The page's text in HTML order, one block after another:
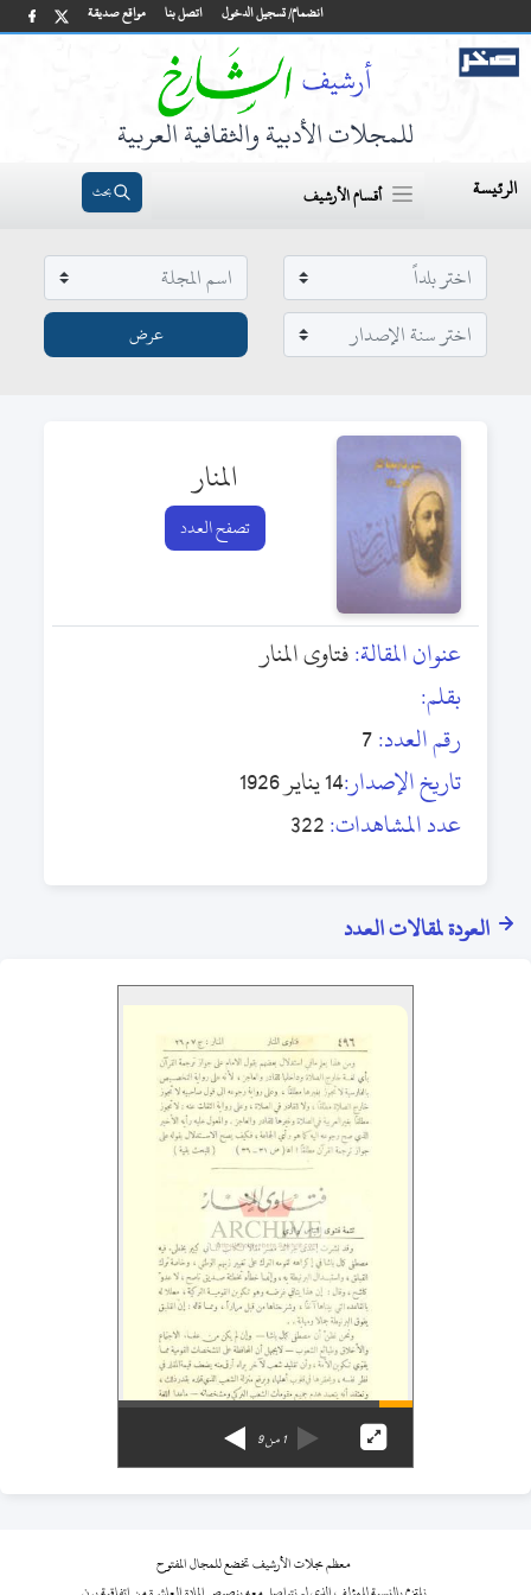
مواقع صديقة اتصل بنا انضمام/ تسجيل الدخول
للمجلات الأدبية والثقافية العربية
الرئيسة أقسام الأرشيف بحث
المنار
تصفح العدد
عنوان المقالة:فتاوى المنار
بقلم:
رقم العدد:7
تاريخ الإصدار:14 يناير 1926
عدد المشاهدات:322
العودة لمقالات العدد
1من9
معظم مجلات الأرشيف تخضع للمجال المفتوح